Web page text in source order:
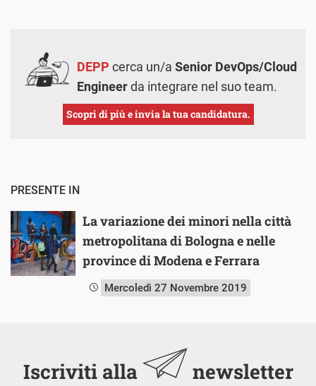
DEPP cerca un/a Senior DevOps/Cloud
Engineerda integrare nel suo team.
Scopri di più e invia la tua candidatura.
PRESENTE IN
La variazione dei minori nella città
metropolitana di Bologna e nelle
province di Modena e Ferrara
Mercoledì 27 Novembre 2019
Iscriviti alla newsletter